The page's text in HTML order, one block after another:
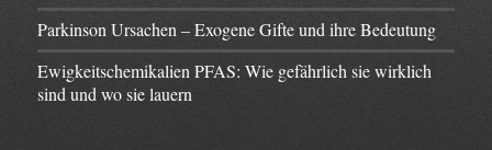
Parkinson Ursachen – Exogene Gifte und ihre Bedeutung
Ewigkeitschemikalien PFAS: Wie gefährlich sie wirklich
sind und wo sie lauern